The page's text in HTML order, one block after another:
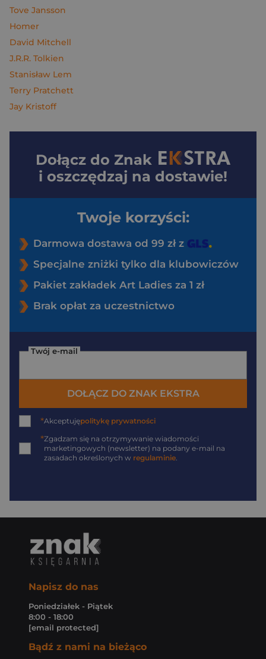
Tove Jansson
Homer
David Mitchell
J.R.R. Tolkien
Stanisław Lem
Terry Pratchett
Jay Kristoff
Dołącz do Znak
i oszczędzaj na dostawie!
Twoje korzyści:
Darmowa dostawa od 99 zł z
Specjalne zniżki tylko dla klubowiczów
Pakiet zakładek Art Ladies za 1 zł
Brak opłat za uczestnictwo
Twój e-mail
DOŁĄCZ DO ZNAK EKSTRA
*Akceptujępolitykę prywatności
*Zgadzam się na otrzymywanie wiadomości
marketingowych (newsletter) na podany e-mail na
zasadach określonych w regulaminie.
Napisz do nas
Poniedziałek - Piątek
8:00 - 18:00
[email protected]
Bądź z nami na bieżąco